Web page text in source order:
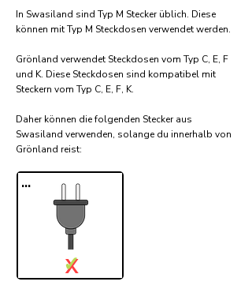
In Swasiland sind Typ M Stecker üblich. Diese
können mit Typ M Steckdosen verwendet werden.
Grönland verwendet Steckdosen vom Typ C, E, F
und K. Diese Steckdosen sind kompatibel mit
Steckern vom Typ C, E, F, K.
Daher können die folgenden Stecker aus
Swasiland verwenden, solange du innerhalb von
Grönland reist:​
...
X
✓